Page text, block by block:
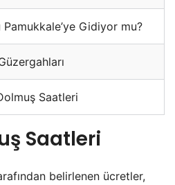
Gidiyor mu?
Saatleri
Saatleri
belirlenen ücretler,